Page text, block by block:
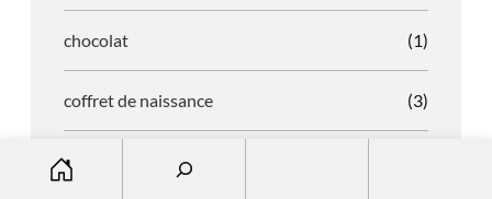
chocolat (1)
coffret de naissance (3)
coffret naissance